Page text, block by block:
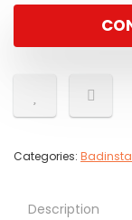
Categories:
Description